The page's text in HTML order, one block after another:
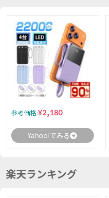
参考価格:¥2,180
Yahoo!でみる
楽天ランキング